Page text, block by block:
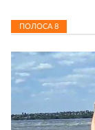
ПОЛОСА8